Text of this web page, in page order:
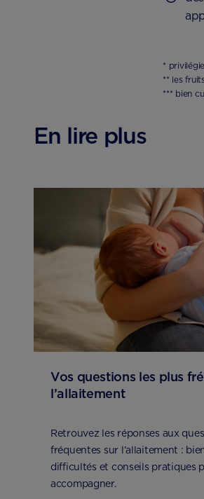
*
** les
*** bien
En lire plus
Vos questions les plus
l’allaitement
Retrouvez les réponses aux
fréquentes sur l’allaitement :
difficultés et conseils pratiques
accompagner.